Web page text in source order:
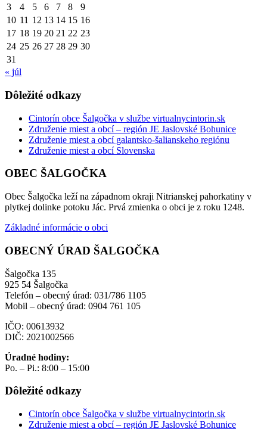
3
4 5 6 7 8
9
10 11 12 13 14 15 16
17 18 19 20 21 22 23
24 25 26 27 28 29 30
31
« júl
Dôležité odkazy
Cintorín obce Šalgočka v službe virtualnycintorin.sk
Združenie miest a obcí – región JE Jaslovské Bohunice
Združenie miest a obcí galantsko-šalianskeho regiónu
Združenie miest a obcí Slovenska
OBEC ŠALGOČKA
Obec Šalgočka leží na západnom okraji Nitrianskej pahorkatiny v
plytkej dolinke potoku Jác. Prvá zmienka o obci je z roku 1248.
Základné informácie o obci
OBECNÝ ÚRAD ŠALGOČKA
Šalgočka 135
925 54 Šalgočka
Telefón – obecný úrad: 031/786 1105
Mobil – obecný úrad: 0904 761 105
IČO: 00613932
DIČ: 2021002566
Úradné hodiny:
Po. – Pi.: 8:00 – 15:00
Dôležité odkazy
Cintorín obce Šalgočka v službe virtualnycintorin.sk
Združenie miest a obcí – región JE Jaslovské Bohunice